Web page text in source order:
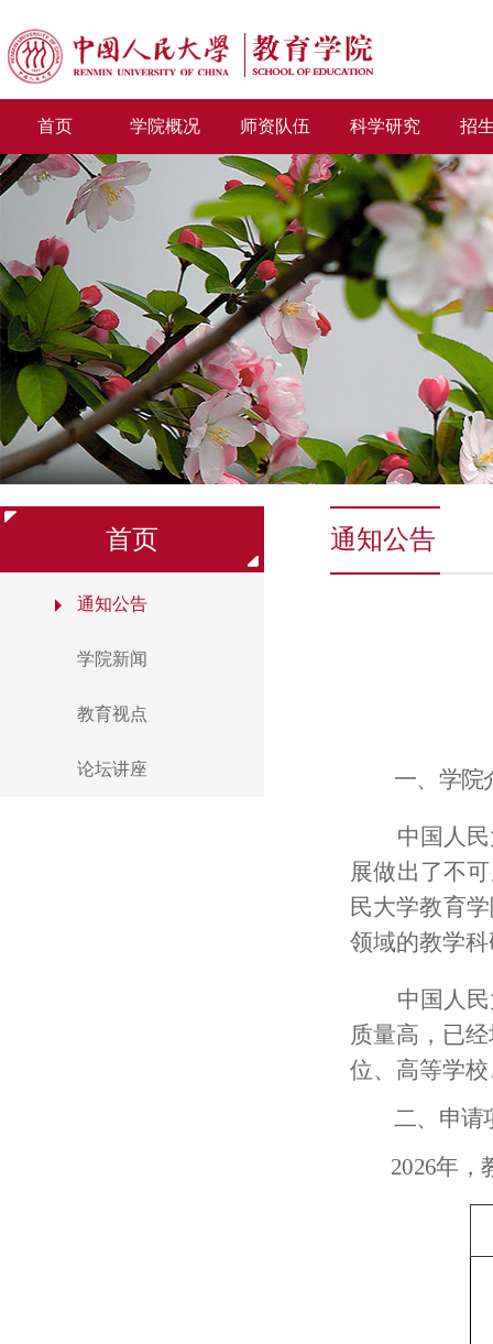
首页 学院概况 师资队伍 科学研究 招
首页
通知公告
学院新闻
教育视点
论坛讲座
通知公告
一、学院
中国人
展做出了不
民大学教育
领域的教学
中国人
质量高，已
位、高等学
二、申请
2026年，